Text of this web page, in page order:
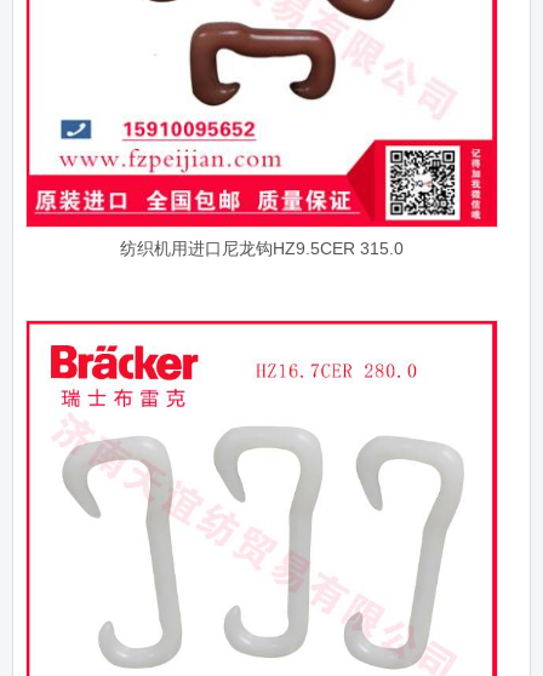
纺织机用进口尼龙钩HZ9.5CER 315.0